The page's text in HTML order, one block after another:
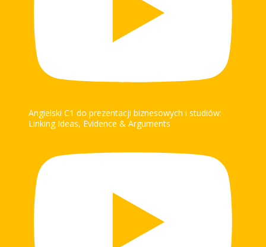
Angielski C1 do prezentacji biznesowych i studiów:
Linking Ideas, Evidence & Arguments